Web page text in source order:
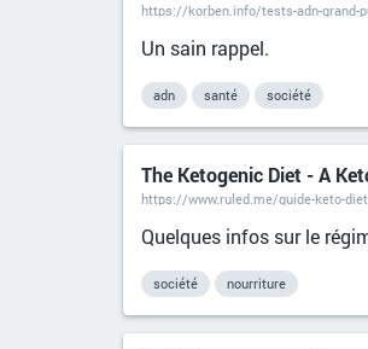
https://korben.info/tests-adn-grand-
Un sain rappel.
adn santé société
The Ketogenic Diet - A
https://www.ruled.me/guide-keto-
Quelques infos sur le
société nourriture